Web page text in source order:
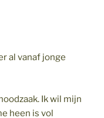
al vanaf jonge
Ik wil mijn
heen is vol